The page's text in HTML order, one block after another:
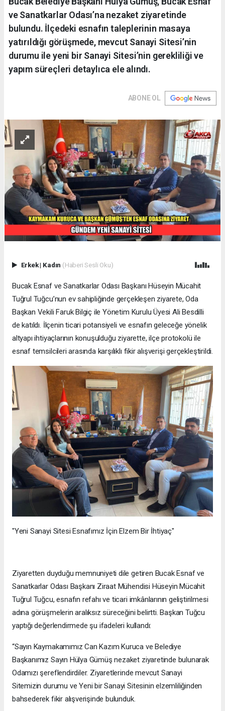
ve Sanatkarlar Odası’na nezaket ziyaretinde
bulundu. İlçedeki esnafın taleplerinin masaya
yatırıldığı görüşmede, mevcut Sanayi Sitesi’nin
durumu ile yeni bir Sanayi Sitesi’nin gerekliliği ve
yapım süreçleri detaylıca ele alındı.
ABONE OL
Erkek| Kadın (Haberi Sesli Oku)
Bucak Esnaf ve Sanatkarlar Odası Başkanı Hüseyin Mücahit
Tuğrul Tuğcu’nun ev sahipliğinde gerçekleşen ziyarete, Oda
Başkan Vekili Faruk Bilgiç ile Yönetim Kurulu Üyesi Ali Besdilli
de katıldı. İlçenin ticari potansiyeli ve esnafın geleceğe yönelik
altyapı ihtiyaçlarının konuşulduğu ziyarette, ilçe protokolü ile
esnaf temsilcileri arasında karşılıklı fikir alışverişi gerçekleştirildi.
"Yeni Sanayi Sitesi Esnafımız İçin Elzem Bir İhtiyaç"
Ziyaretten duyduğu memnuniyeti dile getiren Bucak Esnaf ve
Sanatkarlar Odası Başkanı Ziraat Mühendisi Hüseyin Mücahit
Tuğrul Tuğcu, esnafın refahı ve ticari imkânlarının geliştirilmesi
adına görüşmelerin aralıksız süreceğini belirtti. Başkan Tuğcu
yaptığı değerlendirmede şu ifadeleri kullandı:
“Sayın Kaymakamımız Can Kazım Kuruca ve Belediye
Başkanımız Sayın Hülya Gümüş nezaket ziyaretinde bulunarak
Odamızı şereflendirdiler. Ziyaretlerinde mevcut Sanayi
Sitemizin durumu ve Yeni bir Sanayi Sitesinin elzemliliğinden
bahsederek fikir alışverişinde bulunduk.